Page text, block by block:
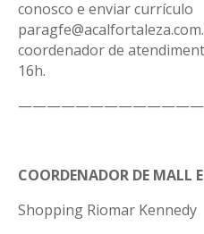
conosco e enviar currículo
coordenador de
16h.
—————————————
COORDENADOR DE MALL
Shopping Riomar Kennedy